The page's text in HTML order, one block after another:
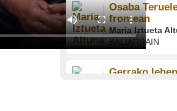
Osaba
frontean
Maria Iztueta
BALIARRAIN
Gerrako